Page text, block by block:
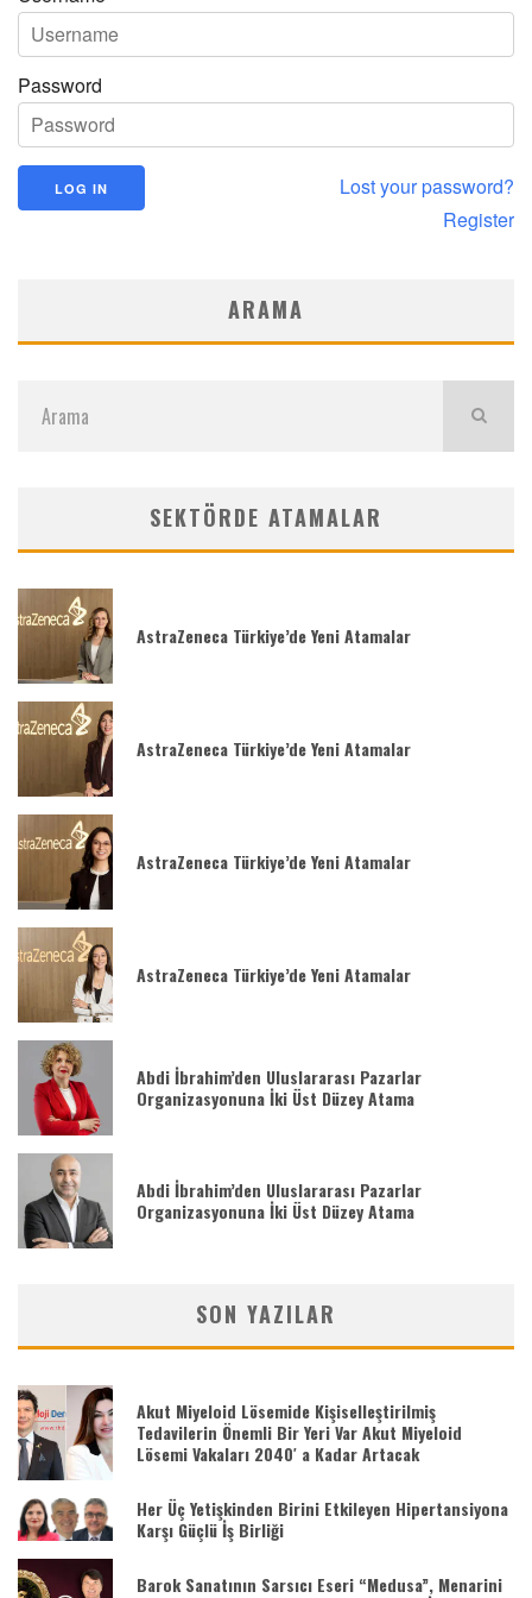
Password
Lost your password?
Register
ARAMA
SEKTÖRDE ATAMALAR
AstraZeneca Türkiye’de Yeni Atamalar
AstraZeneca Türkiye’de Yeni Atamalar
AstraZeneca Türkiye’de Yeni Atamalar
AstraZeneca Türkiye’de Yeni Atamalar
Abdi İbrahim’den Uluslararası Pazarlar
Organizasyonuna İki Üst Düzey Atama
Abdi İbrahim’den Uluslararası Pazarlar
Organizasyonuna İki Üst Düzey Atama
SON YAZILAR
Akut Miyeloid Lösemide Kişiselleştirilmiş
Tedavilerin Önemli Bir Yeri Var Akut Miyeloid
Lösemi Vakaları 2040′ a Kadar Artacak
Her Üç Yetişkinden Birini Etkileyen Hipertansiyona
Karşı Güçlü İş Birliği
Barok Sanatının Sarsıcı Eseri “Medusa”, Menarini